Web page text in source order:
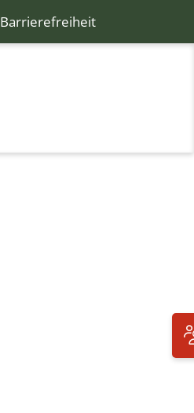
Barrierefreiheit